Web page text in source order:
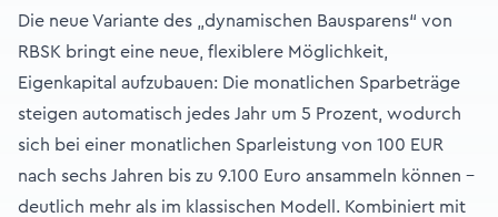
Die neue Variante des „dynamischen Bausparens“ von
RBSK bringt eine neue, flexiblere Möglichkeit,
Eigenkapital aufzubauen: Die monatlichen Sparbeträge
steigen automatisch jedes Jahr um 5 Prozent, wodurch
sich bei einer monatlichen Sparleistung von 100 EUR
nach sechs Jahren bis zu 9.100 Euro ansammeln können –
deutlich mehr als im klassischen Modell. Kombiniert mit